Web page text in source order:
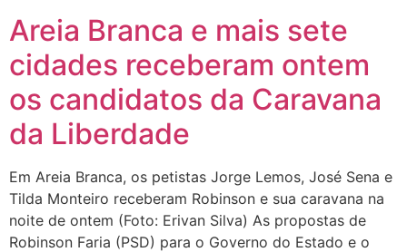
Areia Branca e mais sete
cidades receberam ontem
os candidatos da Caravana
da Liberdade
Em Areia Branca, os petistas Jorge Lemos, José Sena e
Tilda Monteiro receberam Robinson e sua caravana na
noite de ontem (Foto: Erivan Silva) As propostas de
Robinson Faria (PSD) para o Governo do Estado e o